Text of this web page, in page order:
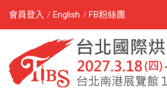
會員登入 English FB粉絲團